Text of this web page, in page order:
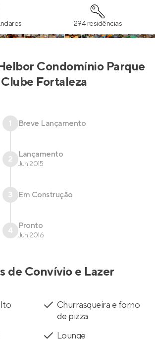
294 residências
Condomínio Parque
Clube Fortaleza
1 Breve Lançamento
2 Lançamento
Jun 2015
3 Em Construção
4 Pronto
Jun 2016
de Convívio e Lazer
Churrasqueira e forno
de pizza
Lounge